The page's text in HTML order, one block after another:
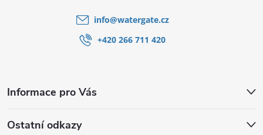
Informace pro Vás
Ostatní odkazy
info@watergate.cz
+420 266 711 420